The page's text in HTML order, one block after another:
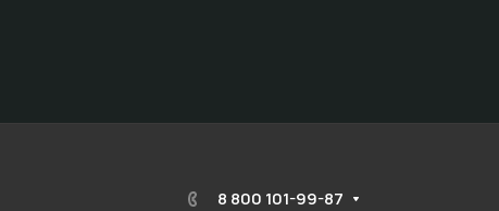
8 800 101-99-87